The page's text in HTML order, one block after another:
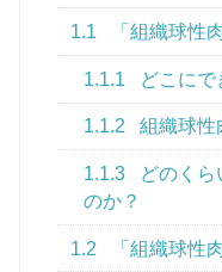
1.1 「組織球性
1.1.1 どこにで
1.1.2 組織球性
1.1.3
どのく
のか？
1.2 「組織球性